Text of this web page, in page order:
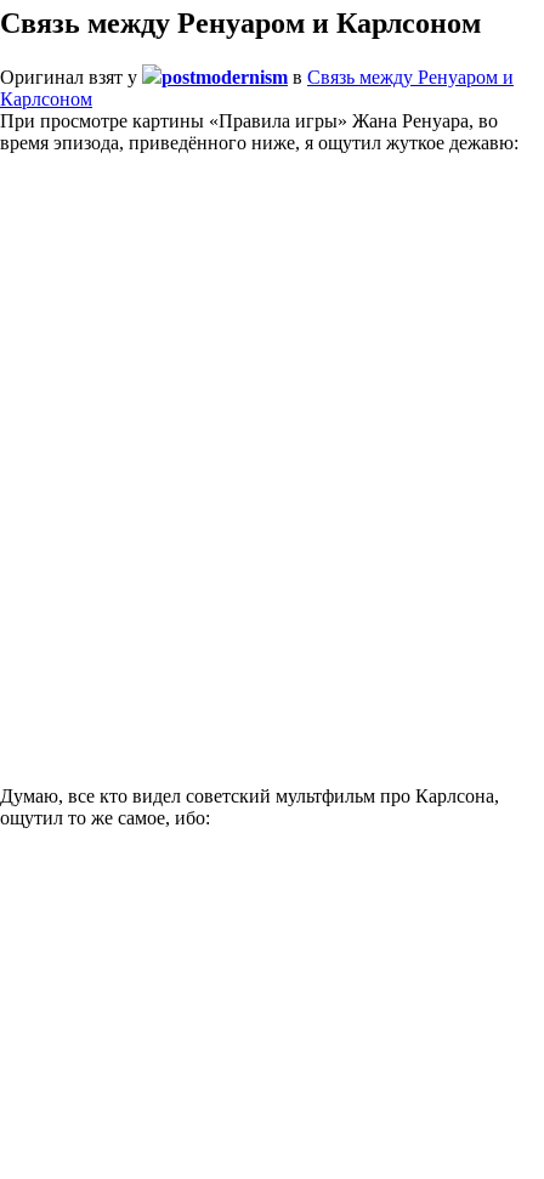
Связь между Ренуаром и Карлсоном
Оригинал взят у postmodernism в Связь между Ренуаром и
Карлсоном
При просмотре картины «Правила игры» Жана Ренуара, во
время эпизода, приведённого ниже, я ощутил жуткое дежавю:
Думаю, все кто видел советский мультфильм про Карлсона,
ощутил то же самое, ибо: